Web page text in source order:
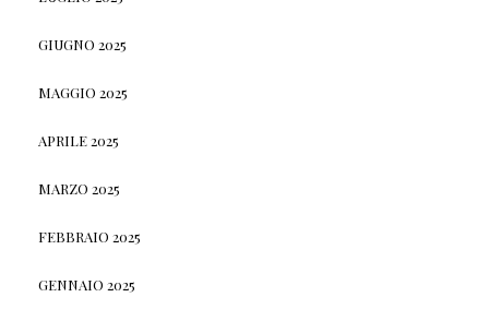
GIUGNO 2025
MAGGIO 2025
APRILE 2025
MARZO 2025
FEBBRAIO 2025
GENNAIO 2025